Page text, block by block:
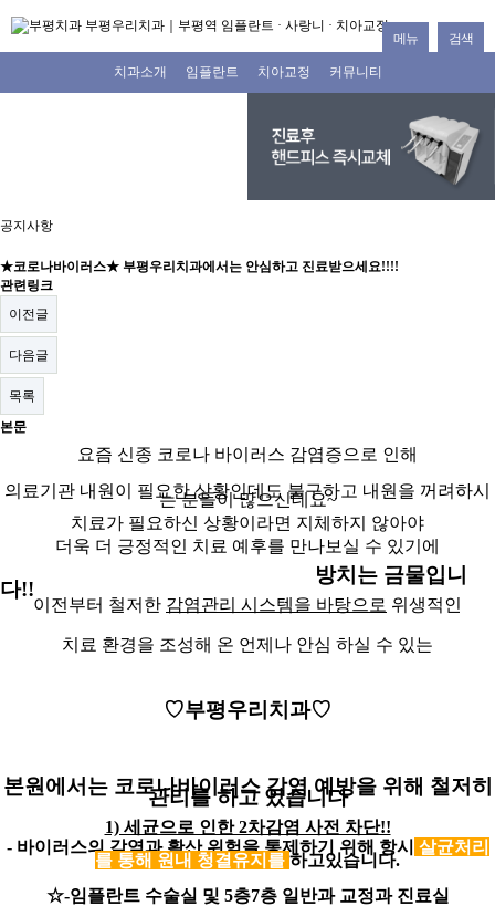
메뉴 검색
치과소개 임플란트 치아교정 커뮤니티
공지사항
★코로나바이러스★ 부평우리치과에서는 안심하고 진료받으세요!!!!
관련링크
이전글
다음글
목록
본문
요즘 신종 코로나 바이러스 감염증으로 인해
의료기관 내원이 필요한 상황인데도 불구하고 내원을 꺼려하시
는 분들이 많으신데요~
치료가 필요하신 상황이라면 지체하지 않아야
더욱 더 긍정적인 치료 예후를 만나보실 수 있기에
방치는 금물입니
다!!
이전부터 철저한 감염관리 시스템을 바탕으로 위생적인
치료 환경을 조성해 온 언제나 안심 하실 수 있는
♡부평우리치과♡
본원에서는 코로나바이러스 감염 예방을 위해 철저히
관리를 하고 있습니다
1) 세균으로 인한 2차감염 사전 차단!!
- 바이러스의 감염과 확산 위험을 통제하기 위해 항시 살균처리
를 통해 원내 청결유지를 하고있습니다.
☆-임플란트 수술실 및 5층7층 일반과 교정과 진료실